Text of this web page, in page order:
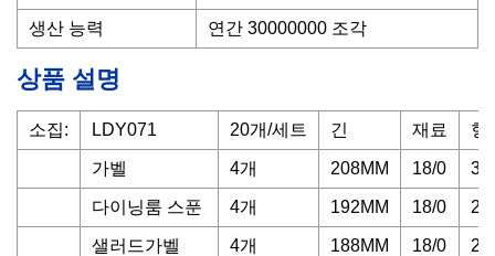
생산 능력 연간 30000000 조각
상품 설명
소집: LDY071 20개/세트 긴 재료 형
가벨 4개 208MM 18/0
다이닝룸 스푼 4개 192MM 18/0
샐러드가벨 4개 188MM 18/0